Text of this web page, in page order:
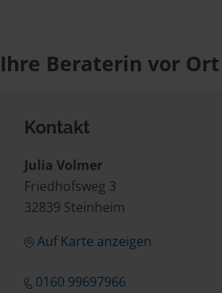
Ihre Beraterin vor Ort
Kontakt
Julia Volmer
Friedhofsweg 3
32839 Steinheim
Auf Karte anzeigen
0160 99697966